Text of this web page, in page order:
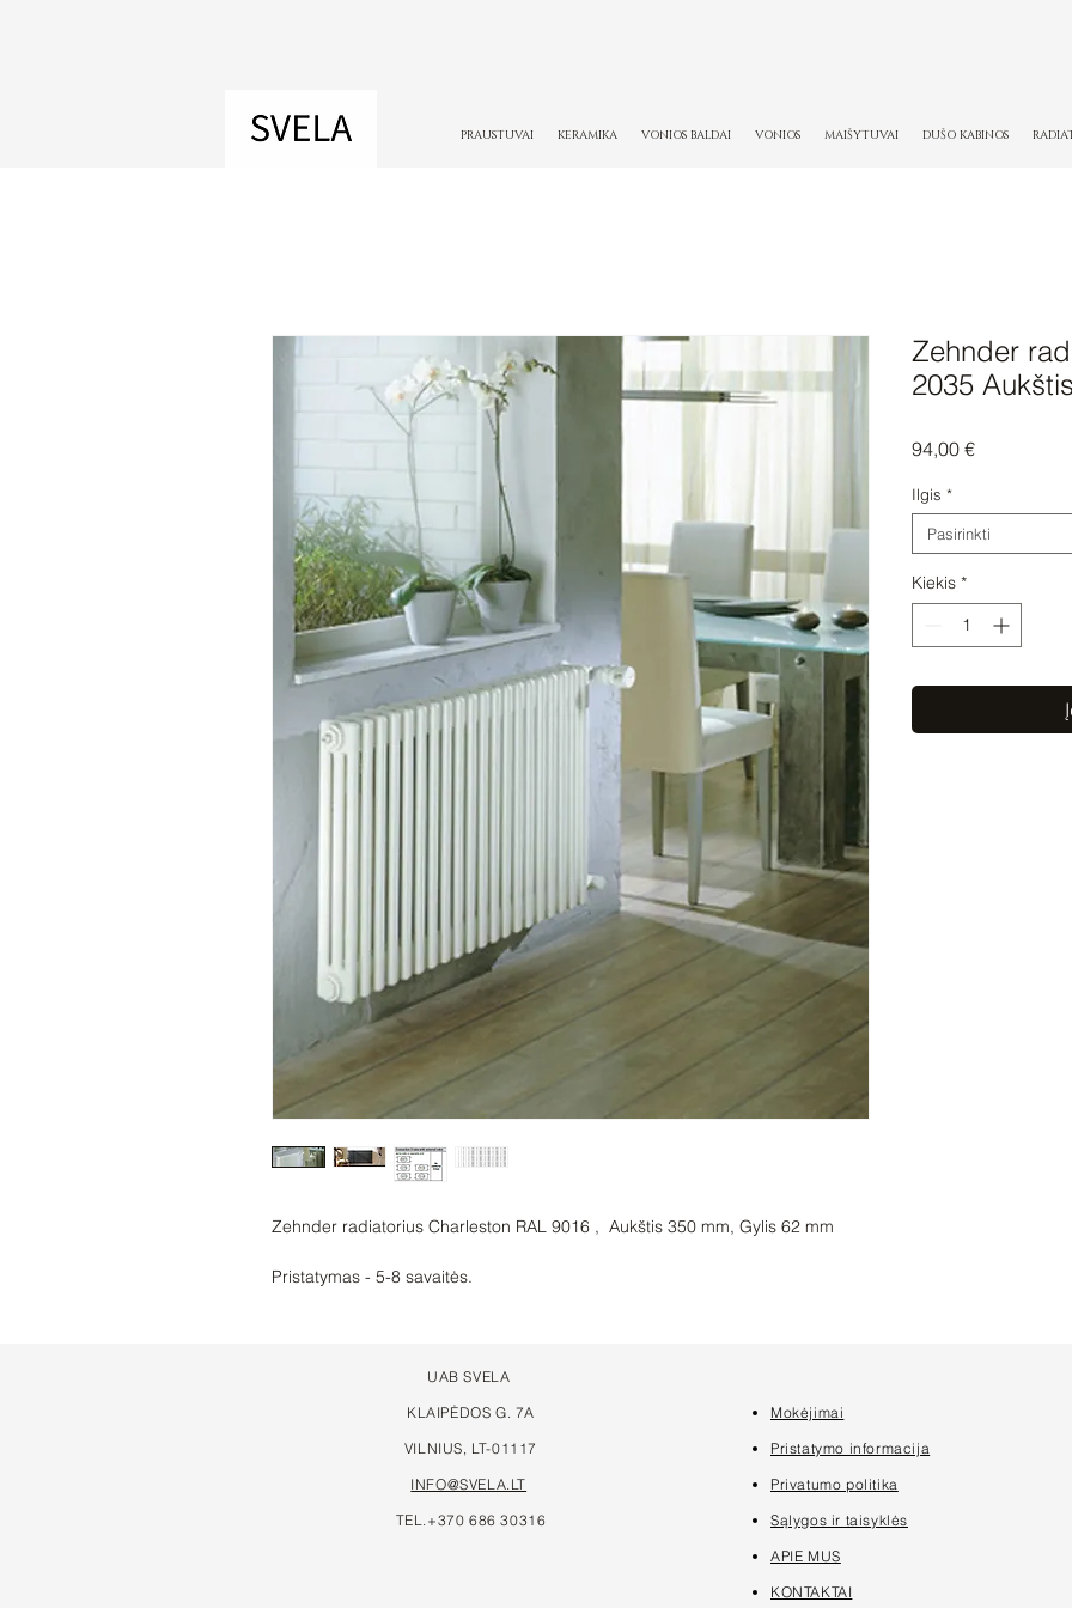
PRAUSTUVAI KERAMIKA VONIOS BALDAI VONIOS MAIŠYTUVAI DUŠO KABINOS
Zehnder radiatorius Charleston RAL 9016 , Aukštis 350 mm, Gylis 62 mm
Pristatymas - 5-8 savaitės.
Zehnder
2035
94,00 €Price
Ilgis *
Pasirinkti
Kiekis *
UAB SVELA
KLAIPĖDOS G. 7A
VILNIUS, LT-01117
INFO@SVELA.LT
TEL.+370 686 30316
Mokėjimai
Pristatymo informacija
Privatumo politika
Sąlygos ir taisyklės
APIE MUS
KONTAKTAI